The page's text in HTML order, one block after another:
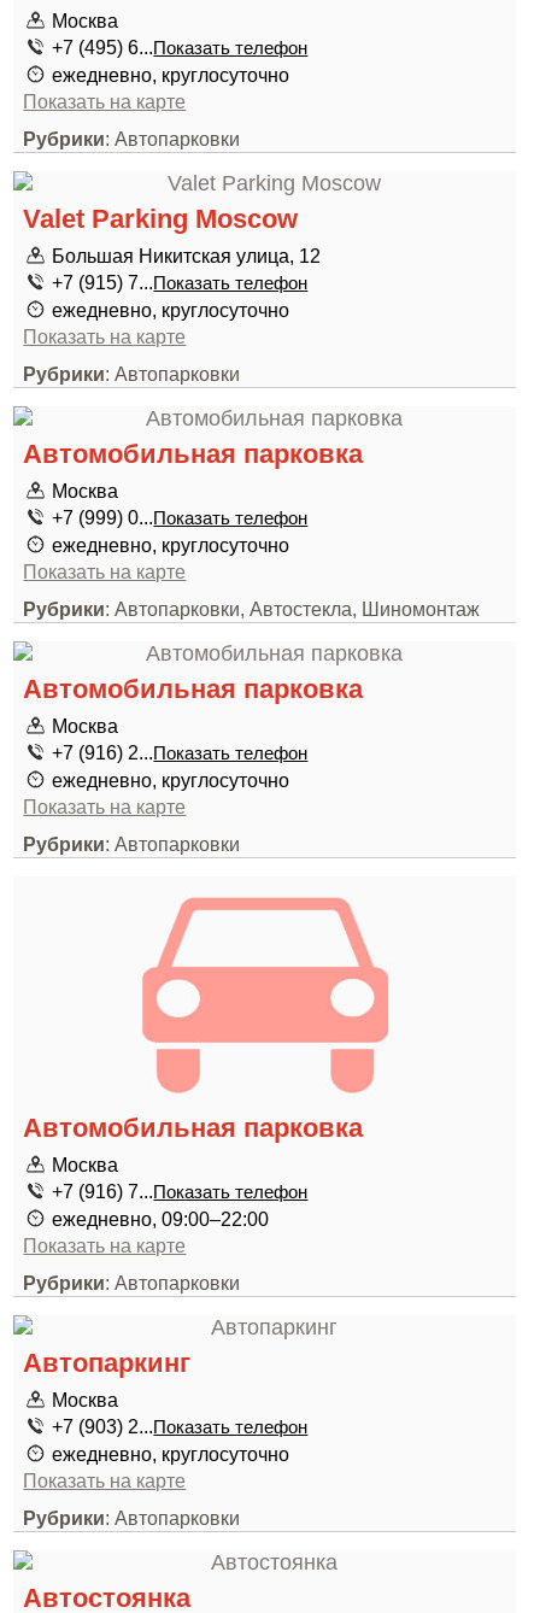
Москва
+7 (495) 6...Показать телефон
ежедневно, круглосуточно
Показать на карте
Рубрики: Автопарковки
Valet Parking Moscow
Большая Никитская улица, 12
+7 (915) 7...Показать телефон
ежедневно, круглосуточно
Показать на карте
Рубрики: Автопарковки
Автомобильная парковка
Москва
+7 (999) 0...Показать телефон
ежедневно, круглосуточно
Показать на карте
Рубрики: Автопарковки, Автостекла, Шиномонтаж
Автомобильная парковка
Москва
+7 (916) 2...Показать телефон
ежедневно, круглосуточно
Показать на карте
Рубрики: Автопарковки
Автомобильная парковка
Москва
+7 (916) 7...Показать телефон
ежедневно, 09:00–22:00
Показать на карте
Рубрики: Автопарковки
Автопаркинг
Москва
+7 (903) 2...Показать телефон
ежедневно, круглосуточно
Показать на карте
Рубрики: Автопарковки
Автостоянка